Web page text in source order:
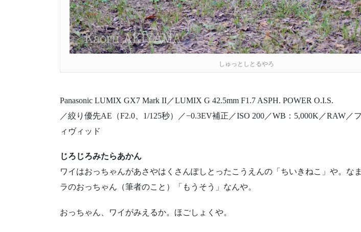
しゅっとしとるやろ
Panasonic LUMIX GX7 Mark II／LUMIX G 42.5mm F1.7 ASPH. POWER O.I.S.
／絞り優先AE（F2.0、1/125秒）／−0.3EV補正／ISO 200／WB：5,000K／RAW／
ィヴィッド
じろじろみたらあかん
ワイはおっちゃんがあさやはくさんぽしとったこうえんの「ちいきねこ」や。な
ラのおっちゃん（筆者のこと）「もうそう」なんや。
おっちゃん、ワイがみえるか。ほごしょくや。